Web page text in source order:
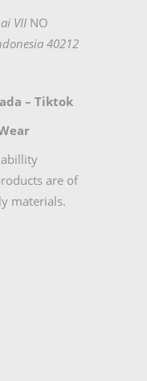
VII NO
40212
– Tiktok
are of
materials.